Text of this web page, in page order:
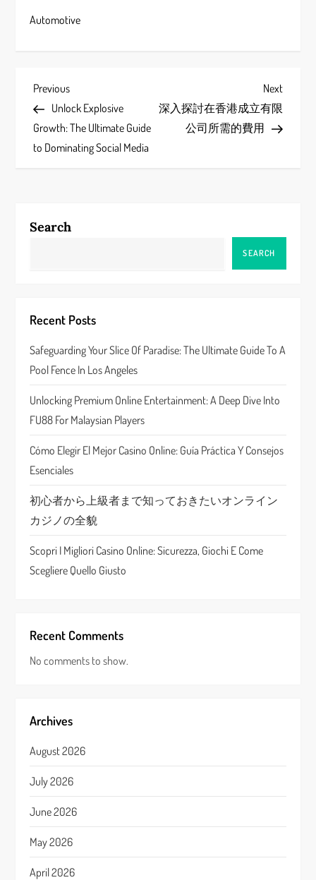
Automotive
P
o
s
n
i
g
a
t
i
o
n
Previous
Post
Previous
Unlock Explosive
Growth: The Ultimate Guide
to Dominating Social Media
Next
Post
Next
深入探討在香港成立有限
公司所需的費用
Search
SEARCH
Recent Posts
Safeguarding Your Slice Of Paradise: The Ultimate Guide To A
Pool Fence In Los Angeles
Unlocking Premium Online Entertainment: A Deep Dive Into
FU88 For Malaysian Players
Cómo Elegir El Mejor Casino Online: Guía Práctica Y Consejos
Esenciales
初心者から上級者まで知っておきたいオンライン
カジノの全貌
Scopri I Migliori Casino Online: Sicurezza, Giochi E Come
Scegliere Quello Giusto
Recent Comments
No comments to show.
Archives
August 2026
July 2026
June 2026
May 2026
April 2026